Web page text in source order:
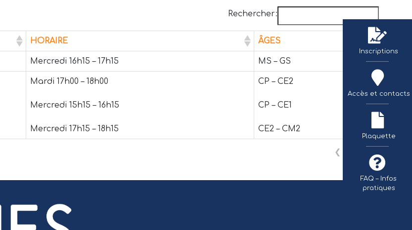
Rechercher:
HORAIRE ÂGES
Mercredi 16h15 – 17h15 MS – GS
Mardi 17h00 – 18h00
Mercredi 15h15 – 16h15
Mercredi 17h15 – 18h15
CP – CE2
CP – CE1
CE2 – CM2
❮
Inscriptions
Accès et contacts
Plaquette
FAQ – Infos
pratiques